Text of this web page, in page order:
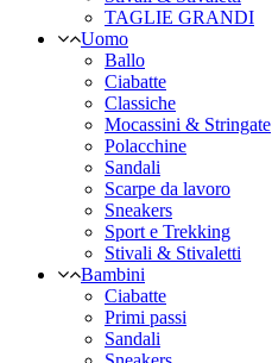
TAGLIE GRANDI
Uomo
Ballo
Ciabatte
Classiche
Mocassini & Stringate
Polacchine
Sandali
Scarpe da lavoro
Sneakers
Sport e Trekking
Stivali & Stivaletti
Bambini
Ciabatte
Primi passi
Sandali